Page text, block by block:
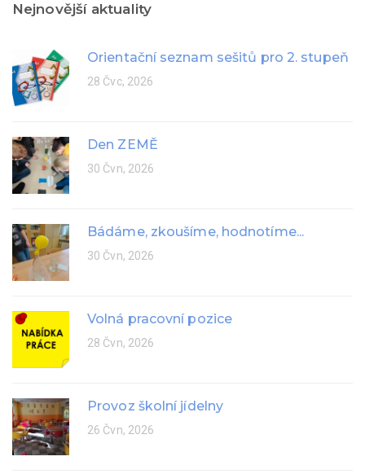
Nejnovější aktuality
Orientační seznam sešitů pro 2. stupeň
28 Čvc, 2026
Den ZEMĚ
30 Čvn, 2026
Bádáme, zkoušíme, hodnotíme...
30 Čvn, 2026
Volná pracovní pozice
28 Čvn, 2026
Provoz školní jídelny
26 Čvn, 2026